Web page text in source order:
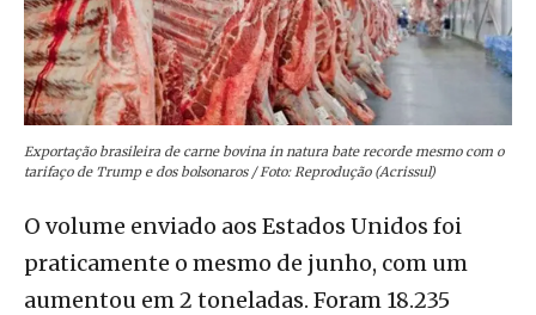
Exportação brasileira de carne bovina in natura bate recorde mesmo com o
tarifaço de Trump e dos bolsonaros / Foto: Reprodução (Acrissul)
O volume enviado aos Estados Unidos foi
praticamente o mesmo de junho, com um
aumentou em 2 toneladas. Foram 18.235